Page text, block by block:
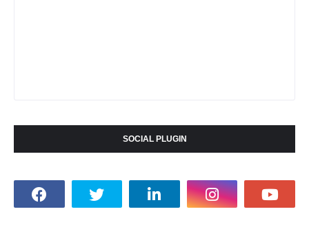
SOCIAL PLUGIN